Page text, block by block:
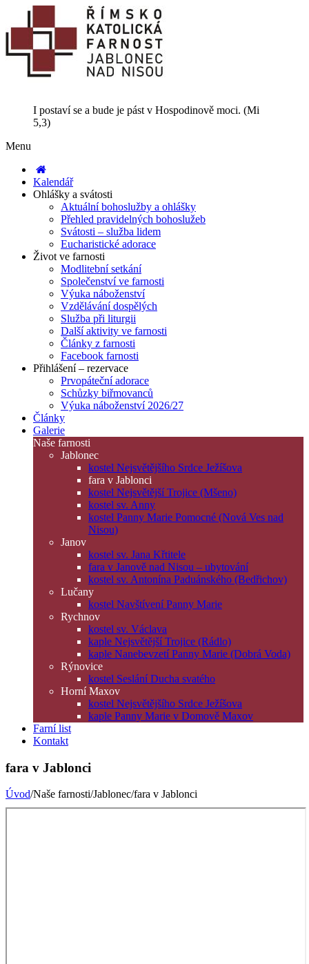
I postaví se a bude je pást v Hospodinově moci. (Mi
5,3)
Menu
Kalendář
Ohlášky a svátosti
Aktuální bohoslužby a ohlášky
Přehled pravidelných bohoslužeb
Svátosti – služba lidem
Eucharistické adorace
Život ve farnosti
Modlitební setkání
Společenství ve farnosti
Výuka náboženství
Vzdělávání dospělých
Služba při liturgii
Další aktivity ve farnosti
Články z farnosti
Facebook farnosti
Přihlášení – rezervace
Prvopáteční adorace
Schůzky biřmovanců
Výuka náboženství 2026/27
Články
Galerie
Naše farnosti
Jablonec
kostel Nejsvětějšího Srdce Ježíšova
fara v Jablonci
kostel Nejsvětější Trojice (Mšeno)
kostel sv. Anny
kostel Panny Marie Pomocné (Nová Ves nad
Nisou)
Janov
kostel sv. Jana Křtitele
fara v Janově nad Nisou – ubytování
kostel sv. Antonína Paduánského (Bedřichov)
Lučany
kostel Navštívení Panny Marie
Rychnov
kostel sv. Václava
kaple Nejsvětější Trojice (Rádlo)
kaple Nanebevzetí Panny Marie (Dobrá Voda)
Rýnovice
kostel Seslání Ducha svatého
Horní Maxov
kostel Nejsvětějšího Srdce Ježíšova
kaple Panny Marie v Domově Maxov
Farní list
Kontakt
fara v Jablonci
Úvod/Naše farnosti/Jablonec/fara v Jablonci